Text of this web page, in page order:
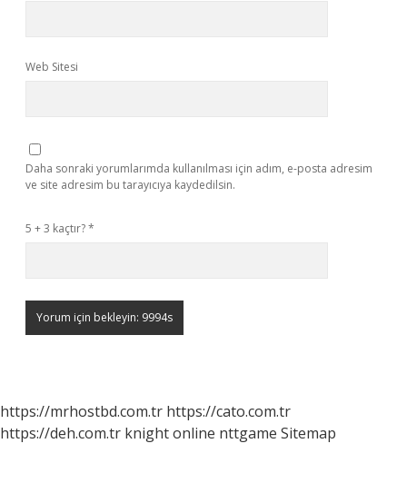
Web Sitesi
Daha sonraki yorumlarımda kullanılması için adım, e-posta adresim
ve site adresim bu tarayıcıya kaydedilsin.
5 + 3 kaçtır?*
https://mrhostbd.com.tr https://cato.com.tr
https://deh.com.tr knight online nttgame Sitemap